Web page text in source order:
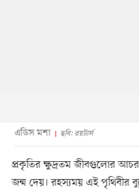
এডিস মশা ছবি: রয়টার্স
প্রকৃতির ক্ষুদ্রতম জীবগুলোর
জন্ম দেয়। রহস্যময় এই পৃথিবীর